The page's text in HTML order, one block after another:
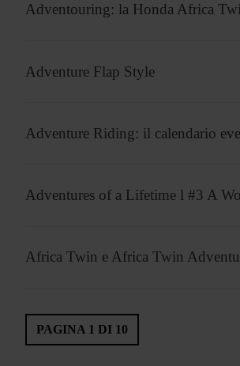
Adventouring: la Honda Africa
Adventure Flap Style
Adventure Riding: il calendario
Adventures of a Lifetime l #3 A
Africa Twin e Africa Twin
PAGINA 1 DI 10